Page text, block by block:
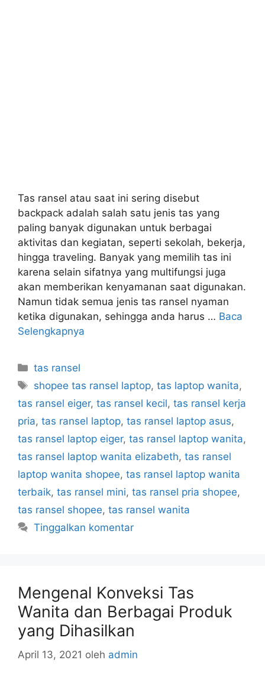
Tas ransel atau saat ini sering disebut
backpack adalah salah satu jenis tas yang
paling banyak digunakan untuk berbagai
aktivitas dan kegiatan, seperti sekolah, bekerja,
hingga traveling. Banyak yang memilih tas ini
karena selain sifatnya yang multifungsi juga
akan memberikan kenyamanan saat digunakan.
Namun tidak semua jenis tas ransel nyaman
ketika digunakan, sehingga anda harus … Baca
Selengkapnya
Kategori
tas ransel
Tag
shopee tas ransel laptop,tas laptop wanita,
tas ransel eiger, tas ransel kecil, tas ransel kerja
pria, tas ransel laptop, tas ransel laptop asus,
tas ransel laptop eiger, tas ransel laptop wanita,
tas ransel laptop wanita elizabeth, tas ransel
laptop wanita shopee, tas ransel laptop wanita
terbaik, tas ransel mini, tas ransel pria shopee,
tas ransel shopee, tas ransel wanita
Tinggalkan komentar
Mengenal Konveksi Tas
Wanita dan Berbagai Produk
yang Dihasilkan
April 13, 2021 oleh admin